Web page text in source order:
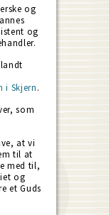
og
og
i Skjern.
som
at vi
til at
med til,
og
et Guds